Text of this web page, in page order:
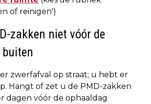
of reinigen')
zakken niet vóór de
zwerfafval op straat; u hebt er
Hangt of zet u de PMD-zakken
dagen vóór de ophaaldag